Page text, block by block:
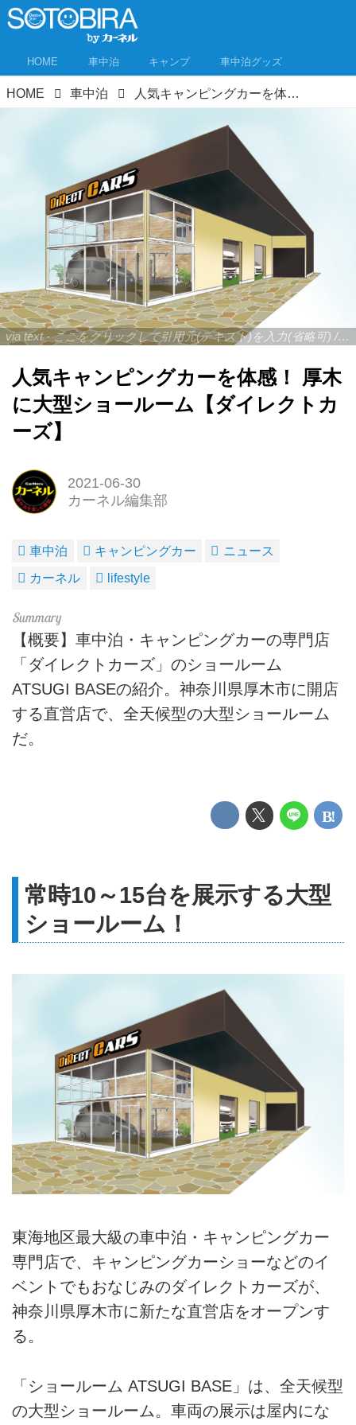
HOME 車中泊 キャンプ 車中泊グッズ
HOME 車中泊 人気キャンピングカーを体感！ 厚木に大型ショールーム【ダイレクトカーズ】
via text - ここをクリックして引用元(テキスト)を入力(省略可) / site.to.link.com - ここをクリックして引用元を入力(省略可)
人気キャンピングカーを体感！ 厚木
に大型ショールーム【ダイレクトカ
ーズ】
2021-06-30
カーネル編集部
車中泊 キャンピングカー
ニュース
カーネル
lifestyle
【概要】車中泊・キャンピングカーの専門店
「ダイレクトカーズ」のショールーム
ATSUGI BASEの紹介。神奈川県厚木市に開店
する直営店で、全天候型の大型ショールーム
だ。
常時10～15台を展示する大型
ショールーム！
東海地区最大級の車中泊・キャンピングカー
専門店で、キャンピングカーショーなどのイ
ベントでもおなじみのダイレクトカーズが、
神奈川県厚木市に新たな直営店をオープンす
る。
「ショールーム ATSUGI BASE」は、全天候型
の大型ショールーム。車両の展示は屋内にな